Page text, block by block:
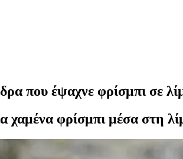
που έψαχνε φρίσμπι σε
χαμένα φρίσμπι μέσα στη